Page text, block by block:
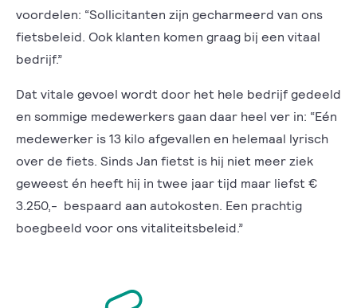
voordelen: “Sollicitanten zijn gecharmeerd van ons
fietsbeleid. Ook klanten komen graag bij een vitaal
bedrijf.”
Dat vitale gevoel wordt door het hele bedrijf gedeeld
en sommige medewerkers gaan daar heel ver in: “Eén
medewerker is 13 kilo afgevallen en helemaal lyrisch
over de fiets. Sinds Jan fietst is hij niet meer ziek
geweest én heeft hij in twee jaar tijd maar liefst €
3.250,- bespaard aan autokosten. Een prachtig
boegbeeld voor ons vitaliteitsbeleid.”